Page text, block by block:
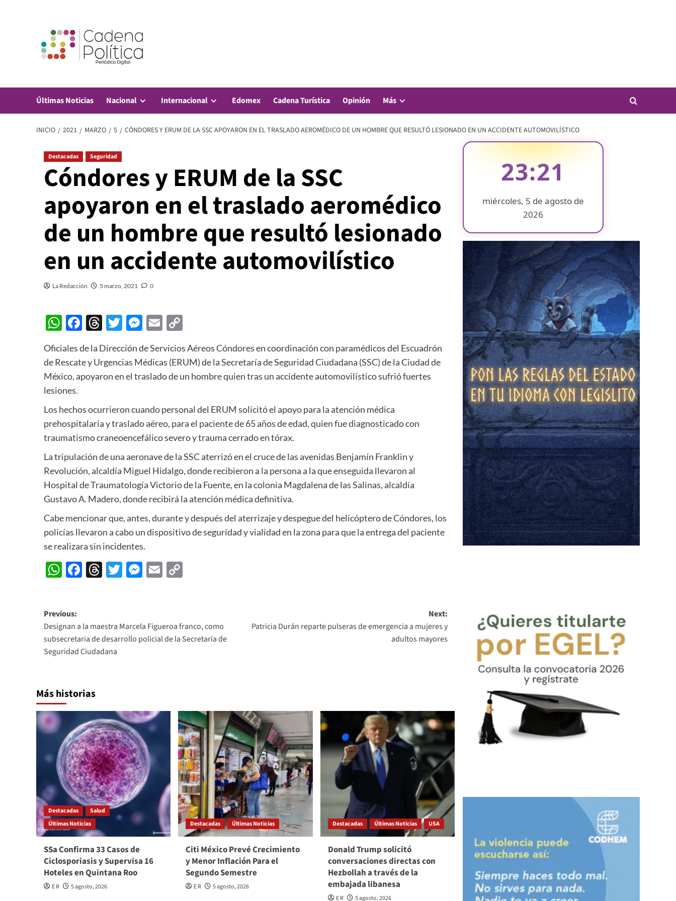
Últimas Noticias Nacional Internacional Edomex Cadena Turística Opinión Más
INICIO 2021 MARZO 5 CÓNDORES Y ERUM DE LA SSC APOYARON EN EL TRASLADO AEROMÉDICO DE UN HOMBRE QUE RESULTÓ LESIONADO EN UN ACCIDENTE AUTOMOVILÍSTICO
Destacadas Seguridad
Cóndores y ERUM de la SSC
apoyaron en el traslado aeromédico
de un hombre que resultó lesionado
en un accidente automovilístico
La Redacción 5 marzo, 2021 0
WhatsApp
Facebook
Threads
Twitter
Messenger
Email
Oficiales de la Dirección de Servicios Aéreos Cóndores en coordinación con paramédicos del Escuadrón
de Rescate y Urgencias Médicas (ERUM) de la Secretaría de Seguridad Ciudadana (SSC) de la Ciudad de
México, apoyaron en el traslado de un hombre quien tras un accidente automovilístico sufrió fuertes
lesiones.
Los hechos ocurrieron cuando personal del ERUM solicitó el apoyo para la atención médica
prehospitalaria y traslado aéreo, para el paciente de 65 años de edad, quien fue diagnosticado con
traumatismo craneoencefálico severo y trauma cerrado en tórax.
La tripulación de una aeronave de la SSC aterrizó en el cruce de las avenidas Benjamín Franklin y
Revolución, alcaldía Miguel Hidalgo, donde recibieron a la persona a la que enseguida llevaron al
Hospital de Traumatología Victorio de la Fuente, en la colonia Magdalena de las Salinas, alcaldía
Gustavo A. Madero, donde recibirá la atención médica definitiva.
Cabe mencionar que, antes, durante y después del aterrizaje y despegue del helicóptero de Cóndores, los
policías llevaron a cabo un dispositivo de seguridad y vialidad en la zona para que la entrega del paciente
se realizara sin incidentes.
WhatsApp
Facebook
Threads
Twitter
Messenger
Email
Post
navigation
Previous:
Designan a la maestra Marcela Figueroa franco, como
subsecretaria de desarrollo policial de la Secretaría de
Seguridad Ciudadana
Next:
Patricia Durán reparte pulseras de emergencia a mujeres y
adultos mayores
Más historias
Destacadas
Salud
Últimas Noticias
SSa Confirma 33 Casos de
Ciclosporiasis y Supervisa 16
Hoteles en Quintana Roo
E R 5 agosto, 2026
Destacadas Últimas Noticias
Citi México Prevé Crecimiento
y Menor Inflación Para el
Segundo Semestre
E R 5 agosto, 2026
Destacadas Últimas Noticias USA
Donald Trump solicitó
conversaciones directas con
Hezbollah a través de la
embajada libanesa
E R 5 agosto, 2026
23:21
miércoles, 5 de agosto de
2026
❄
❄
❄
❄
❄
❄
❄
❄
❄
❄